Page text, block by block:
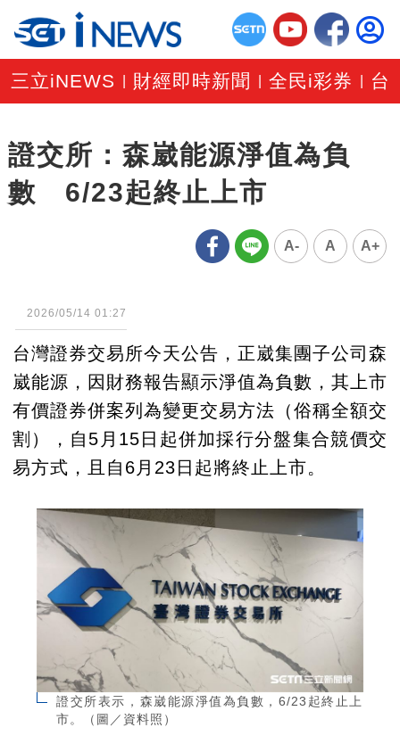
三立iNEWS 財經即時新聞 |全民i彩券 台
證交所：森崴能源淨值為負
數 6/23起終止上市
A- A A+
2026/05/14 01:27
台灣證券交易所今天公告，正崴集團子公司森
崴能源，因財務報告顯示淨值為負數，其上市
有價證券併案列為變更交易方法（俗稱全額交
割），自5月15日起併加採行分盤集合競價交
易方式，且自6月23日起將終止上市。
證交所表示，森崴能源淨值為負數，6/23起終止上
市。（圖／資料照）